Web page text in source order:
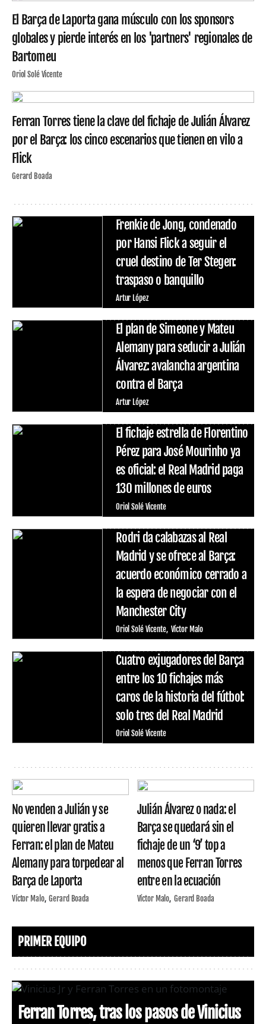
El Barça de Laporta gana músculo con los sponsors
globales y pierde interés en los 'partners' regionales de
Bartomeu
Oriol Solé Vicente
Ferran Torres tiene la clave del fichaje de Julián Álvarez
por el Barça: los cinco escenarios que tienen en vilo a
Flick
Gerard Boada
Frenkie de Jong, condenado
por Hansi Flick a seguir el
cruel destino de Ter Stegen:
traspaso o banquillo
Artur López
El plan de Simeone y Mateu
Alemany para seducir a Julián
Álvarez: avalancha argentina
contra el Barça
Artur López
El fichaje estrella de Florentino
Pérez para José Mourinho ya
es oficial: el Real Madrid paga
130 millones de euros
Oriol Solé Vicente
Rodri da calabazas al Real
Madrid y se ofrece al Barça:
acuerdo económico cerrado a
la espera de negociar con el
Manchester City
Oriol Solé Vicente Víctor Malo
Cuatro exjugadores del Barça
entre los 10 fichajes más
caros de la historia del fútbol:
solo tres del Real Madrid
Oriol Solé Vicente
No venden a Julián y se
quieren llevar gratis a
Ferran: el plan de Mateu
Alemany para torpedear al
Barça de Laporta
Víctor Malo Gerard Boada
Julián Álvarez o nada: el
Barça se quedará sin el
fichaje de un ‘9’ top a
menos que Ferran Torres
entre en la ecuación
Víctor Malo Gerard Boada
PRIMER EQUIPO
Ferran Torres, tras los pasos de Vinicius